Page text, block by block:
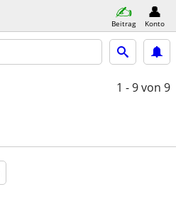
Beitrag Konto
1 - 9von 9